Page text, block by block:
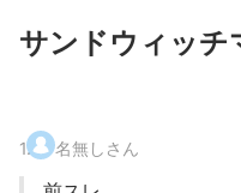
サンドウィッ
1. 名無しさん